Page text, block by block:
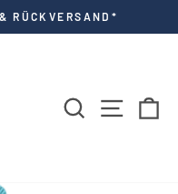
RÜCKVERSAND*
SUCHE